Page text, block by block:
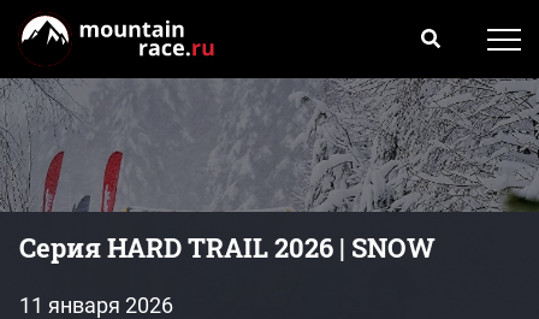
Серия HARD TRAIL 2026 | SNOW
11 января 2026